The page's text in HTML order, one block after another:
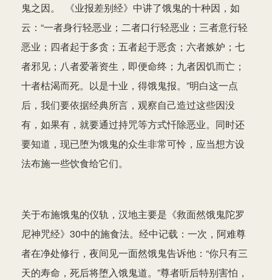
鬼之因。 《业报差别经》中讲了饿鬼的十种因，如
云：“一者身行轻恶业；二者口行轻恶业；三者意行轻
恶业；四者起于多贪；五者起于恶贪；六者嫉妒；七
者邪见；八者爱著资生，即便命终；九者因饥而亡；
十者枯渴而死。以是十业，得饿鬼报。”明白这一点
后，我们要依据经典所言，观察自己造过这些因没
有，如果有，就要通过持咒等方式忏除恶业。同时还
要知道，现已堕为饿鬼的众生非常可怜，应当想方设
法布施一些饮食给它们。
关于布施饿鬼的仪轨，汉地主要是《救面然饿鬼陀罗
尼神咒经》30中的施食法。经中记载：一次，阿难尊
者在净处修行，夜间见一面然饿鬼告诉他：“你只有三
天的寿命，死后将堕入饿鬼道。”尊者听后特别害怕，